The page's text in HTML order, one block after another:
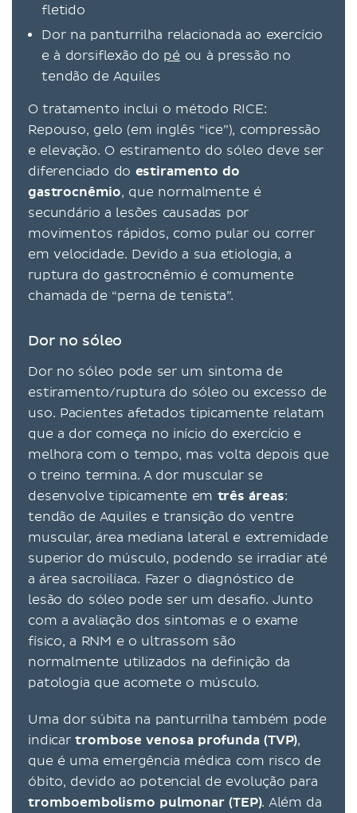
fletido
Dor na panturrilha relacionada ao exercício
e à dorsiflexão do pé ou à pressão no
tendão de Aquiles
O tratamento inclui o método RICE:
Repouso, gelo (em inglês “ice”), compressão
e elevação. O estiramento do sóleo deve ser
diferenciado do estiramento do
gastrocnêmio, que normalmente é
secundário a lesões causadas por
movimentos rápidos, como pular ou correr
em velocidade. Devido a sua etiologia, a
ruptura do gastrocnêmio é comumente
chamada de “perna de tenista”.
Dor no sóleo
Dor no sóleo pode ser um sintoma de
estiramento/ruptura do sóleo ou excesso de
uso. Pacientes afetados tipicamente relatam
que a dor começa no início do exercício e
melhora com o tempo, mas volta depois que
o treino termina. A dor muscular se
desenvolve tipicamente em três áreas:
tendão de Aquiles e transição do ventre
muscular, área mediana lateral e extremidade
superior do músculo, podendo se irradiar até
a área sacroilíaca. Fazer o diagnóstico de
lesão do sóleo pode ser um desafio. Junto
com a avaliação dos sintomas e o exame
físico, a RNM e o ultrassom são
normalmente utilizados na definição da
patologia que acomete o músculo.
Uma dor súbita na panturrilha também pode
indicartrombose venosa profunda (TVP),
que é uma emergência médica com risco de
óbito, devido ao potencial de evolução para
tromboembolismo pulmonar (TEP). Além da